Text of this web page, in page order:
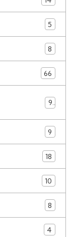
5
8
66
9
9
18
10
8
4